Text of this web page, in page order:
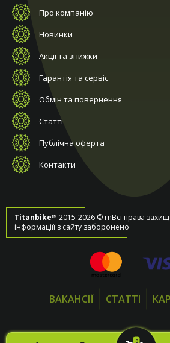
0
Про компанію
Новинки
Акції та знижки
Гарантія та сервіс
Обмін та повернення
Статті
Публічна оферта
Контакти
Titanbike™ 2015-2026 © rnВсі права
інформаціїї з сайту заборонено
ВАКАНСІЇ СТАТТІ